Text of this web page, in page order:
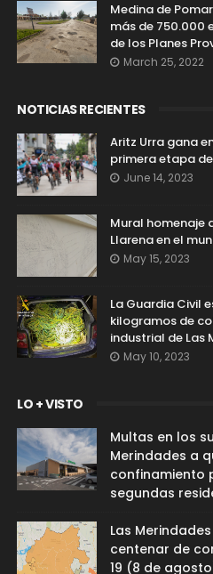
Medina de
más de 750.000
de los Planes
March 25, 2022
NOTICIAS RECIENTES
Aritz Urra gana
primera etapa
June 14, 2023
Mural homenaje
Llarena en el
May 15, 2023
La Guardia Civil
kilogramos de
industrial de Las
May 10, 2023
LO + VISTO
Multas en los
Merindades a
confinamiento
segundas
Las
centenar de
19 (8 de